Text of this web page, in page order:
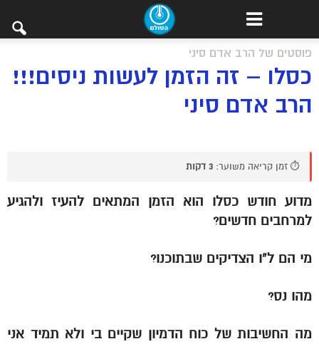
פוסטים של הרב אדם סיני
כסלו – זה הזמן לעשות ניסים!!!
הרב אדם סיני
⏱️ זמן קריאה משוער: 3 דקות
מדוע חודש כסלו הוא הזמן המתאים להעיז ולהגיע
למרחבים חדשים?
מי הם ל”ו הצדיקים שבתוכנו?
מהו נס?
מה החשיבות של כוח הדמיון שקיים בי ולא תמיד אני